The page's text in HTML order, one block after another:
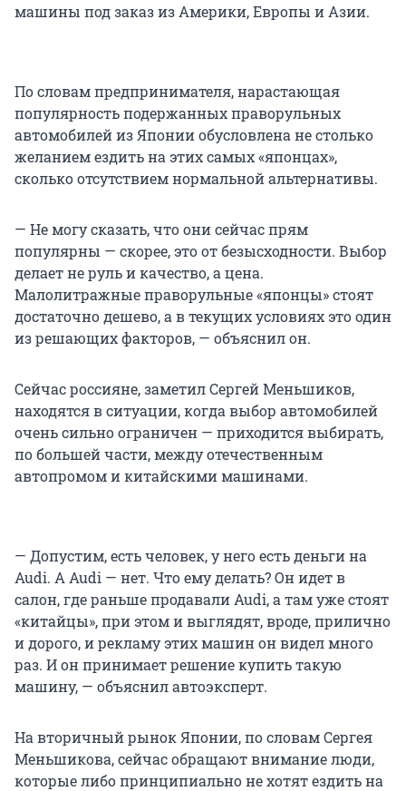
машины под заказ из Америки, Европы и Азии.
По словам предпринимателя, нарастающая
популярность подержанных праворульных
автомобилей из Японии обусловлена не столько
желанием ездить на этих самых «японцах»,
сколько отсутствием нормальной альтернативы.
— Не могу сказать, что они сейчас прям
популярны — скорее, это от безысходности. Выбор
делает не руль и качество, а цена.
Малолитражные праворульные «японцы» стоят
достаточно дешево, а в текущих условиях это один
из решающих факторов, — объяснил он.
Сейчас россияне, заметил Сергей Меньшиков,
находятся в ситуации, когда выбор автомобилей
очень сильно ограничен — приходится выбирать,
по большей части, между отечественным
автопромом и китайскими машинами.
— Допустим, есть человек, у него есть деньги на
Audi. А Audi — нет. Что ему делать? Он идет в
салон, где раньше продавали Audi, а там уже стоят
«китайцы», при этом и выглядят, вроде, прилично
и дорого, и рекламу этих машин он видел много
раз. И он принимает решение купить такую
машину, — объяснил автоэксперт.
На вторичный рынок Японии, по словам Сергея
Меньшикова, сейчас обращают внимание люди,
которые либо принципиально не хотят ездить на